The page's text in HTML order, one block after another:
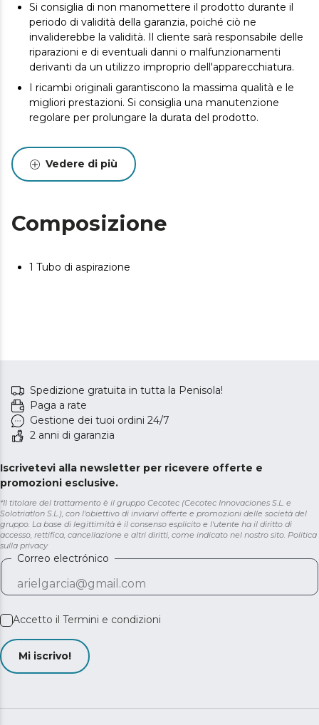
Si consiglia di non manomettere il prodotto durante il
periodo di validità della garanzia, poiché ciò ne
invaliderebbe la validità. Il cliente sarà responsabile delle
riparazioni e di eventuali danni o malfunzionamenti
derivanti da un utilizzo improprio dell'apparecchiatura.
I ricambi originali garantiscono la massima qualità e le
migliori prestazioni. Si consiglia una manutenzione
regolare per prolungare la durata del prodotto.
Vedere di più
Composizione
1 Tubo di aspirazione
Spedizione gratuita in tutta la Penisola!
Paga a rate
Gestione dei tuoi ordini 24/7
2 anni di garanzia
Iscrivetevi alla newsletter per ricevere offerte e
promozioni esclusive.
*Il titolare del trattamento è il gruppo Cecotec (Cecotec Innovaciones S.L. e
Solotriatlon S.L.), con l'obiettivo di inviarvi offerte e promozioni delle società del
gruppo. La base di legittimità è il consenso esplicito e l'utente ha il diritto di
accesso, rettifica, cancellazione e altri diritti, come indicato nel nostro sito. Politica
sulla privacy
Correo electrónico
Accetto il Termini e condizioni
Mi iscrivo!